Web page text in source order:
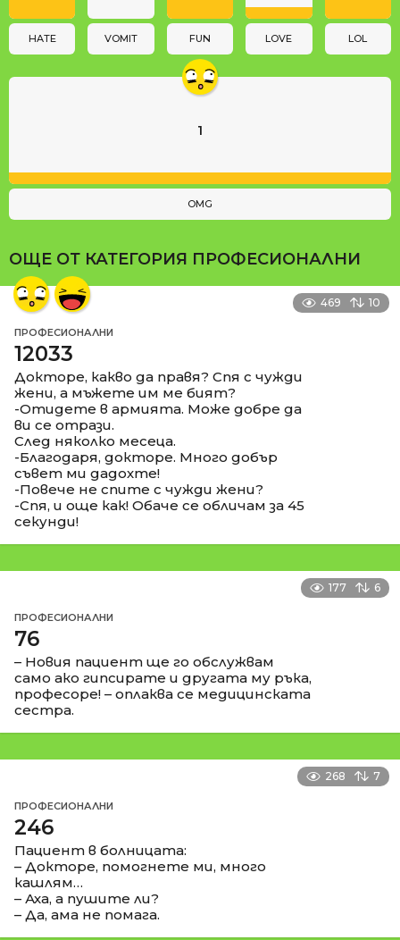
o
HATE VOMIT FUN LOVE LOL
1
OMG
ОЩЕ ОТ КАТЕГОРИЯ ПРОФЕСИОНАЛНИ
469 10
ПРОФЕСИОНАЛНИ
12033
Докторе, какво да правя? Спя с чужди
жени, а мъжете им ме бият?
-Отидете в армията. Може добре да
ви се отрази.
След няколко месеца.
-Благодаря, докторе. Много добър
съвет ми дадохте!
-Повече не спите с чужди жени?
-Спя, и още как! Обаче се обличам за 45
секунди!
177 6
ПРОФЕСИОНАЛНИ
76
– Новия пациент ще го обслужвам
само ако гипсирате и другата му ръка,
професоре! – оплаква се медицинската
сестра.
268 7
ПРОФЕСИОНАЛНИ
246
Пациент в болницата:
– Докторе, помогнете ми, много
кашлям…
– Аха, а пушите ли?
– Да, ама не помага.